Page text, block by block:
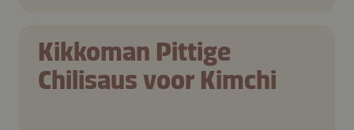
Kikkoman Pittige
Chilisaus voor Kimchi